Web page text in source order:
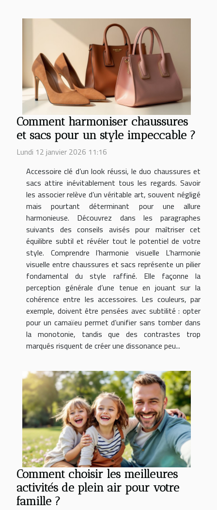
Comment harmoniser chaussures
et sacs pour un style impeccable ?
Lundi 12 janvier 2026 11:16
Accessoire clé d’un look réussi, le duo chaussures et
sacs attire inévitablement tous les regards. Savoir
les associer relève d’un véritable art, souvent négligé
mais pourtant déterminant pour une allure
harmonieuse. Découvrez dans les paragraphes
suivants des conseils avisés pour maîtriser cet
équilibre subtil et révéler tout le potentiel de votre
style. Comprendre l’harmonie visuelle L’harmonie
visuelle entre chaussures et sacs représente un pilier
fondamental du style raffiné. Elle façonne la
perception générale d’une tenue en jouant sur la
cohérence entre les accessoires. Les couleurs, par
exemple, doivent être pensées avec subtilité : opter
pour un camaïeu permet d’unifier sans tomber dans
la monotonie, tandis que des contrastes trop
marqués risquent de créer une dissonance peu...
Comment choisir les meilleures
activités de plein air pour votre
famille ?